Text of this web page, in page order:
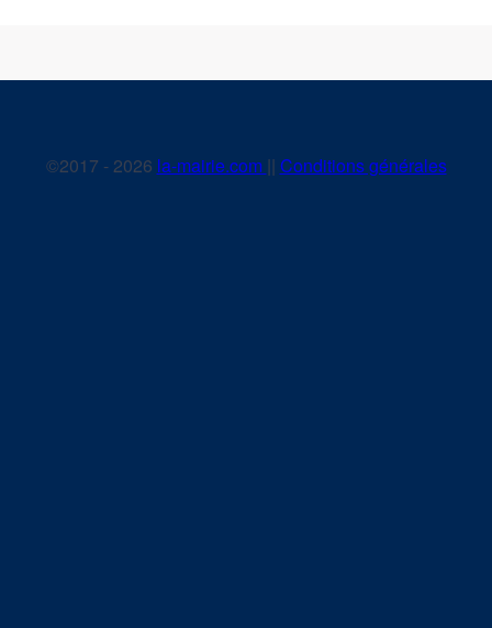
©2017 - 2026 la-mairie.com || Conditions générales